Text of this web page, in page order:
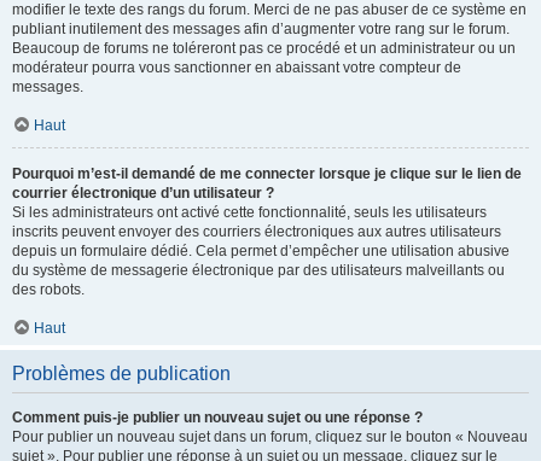
modifier le texte des rangs du forum. Merci de ne pas abuser de ce système en
publiant inutilement des messages afin d’augmenter votre rang sur le forum.
Beaucoup de forums ne toléreront pas ce procédé et un administrateur ou un
modérateur pourra vous sanctionner en abaissant votre compteur de
messages.
Haut
Pourquoi m’est-il demandé de me connecter lorsque je clique sur le lien de
courrier électronique d’un utilisateur ?
Si les administrateurs ont activé cette fonctionnalité, seuls les utilisateurs
inscrits peuvent envoyer des courriers électroniques aux autres utilisateurs
depuis un formulaire dédié. Cela permet d’empêcher une utilisation abusive
du système de messagerie électronique par des utilisateurs malveillants ou
des robots.
Haut
Problèmes de publication
Comment puis-je publier un nouveau sujet ou une réponse ?
Pour publier un nouveau sujet dans un forum, cliquez sur le bouton « Nouveau
sujet ». Pour publier une réponse à un sujet ou un message, cliquez sur le